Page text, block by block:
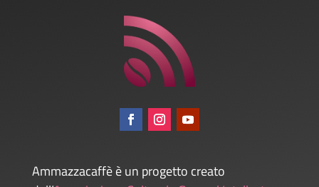
Ammazzacaffè è un progetto creato